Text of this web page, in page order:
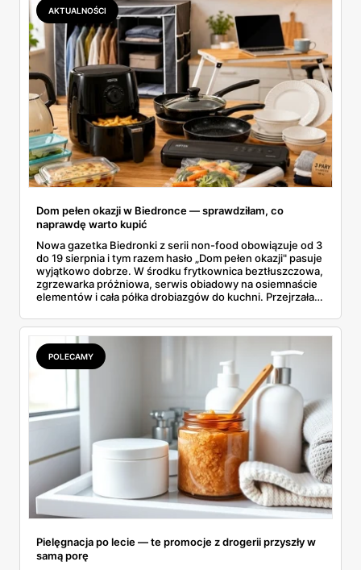
AKTUALNOŚCI
Dom pełen okazji w Biedronce — sprawdziłam, co
naprawdę warto kupić
Nowa gazetka Biedronki z serii non-food obowiązuje od 3
do 19 sierpnia i tym razem hasło „Dom pełen okazji" pasuje
wyjątkowo dobrze. W środku frytkownica beztłuszczowa,
zgrzewarka próżniowa, serwis obiadowy na osiemnaście
elementów i cała półka drobiazgów do kuchni. Przejrzałam
się przy półce z samego rana.
POLECAMY
Pielęgnacja po lecie — te promocje z drogerii przyszły w
samą porę